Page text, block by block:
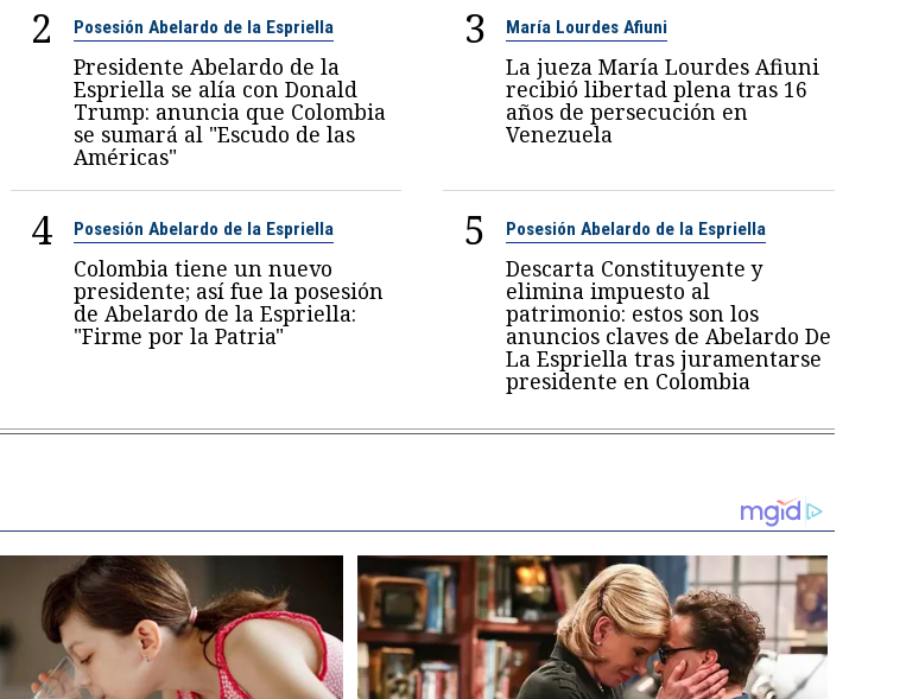
2 Posesión Abelardo de la Espriella
Presidente Abelardo de la
Espriella se alía con Donald
Trump: anuncia que Colombia
se sumará al "Escudo de las
Américas"
3 María Lourdes Afiuni
La jueza María Lourdes Afiuni
recibió libertad plena tras 16
años de persecución en
Venezuela
4 Posesión Abelardo de la Espriella
Colombia tiene un nuevo
presidente; así fue la posesión
de Abelardo de la Espriella:
"Firme por la Patria"
5 Posesión Abelardo de la Espriella
Descarta Constituyente y
elimina impuesto al
patrimonio: estos son los
anuncios claves de Abelardo De
La Espriella tras juramentarse
presidente en Colombia